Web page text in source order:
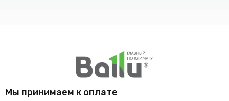
Мы принимаем к оплате